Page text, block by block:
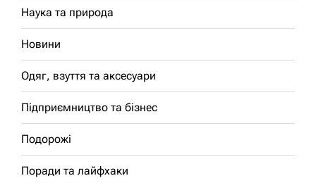
Наука та природа
Новини
Одяг, взуття та аксесуари
Підприємництво та бізнес
Подорожі
Поради та лайфхаки